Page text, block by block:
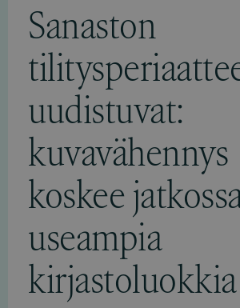
Sanaston
uudistuvat:
kuvavähennys
koskee
useampia
kirjastoluokkia